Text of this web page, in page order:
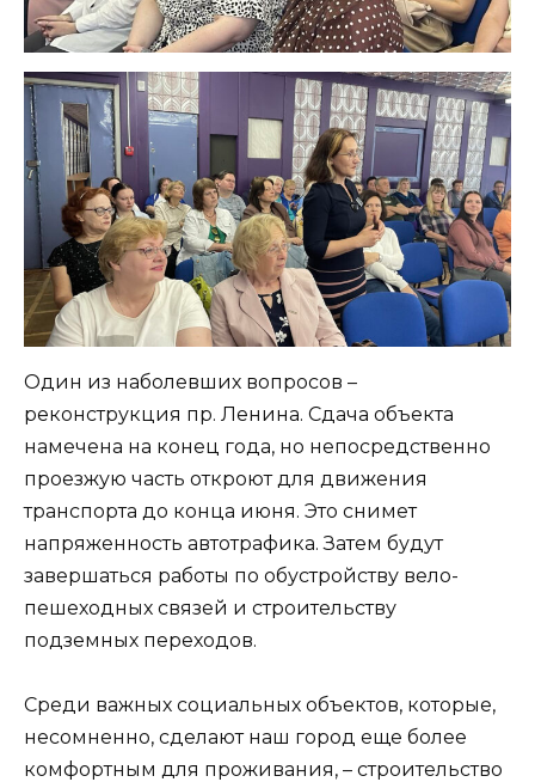
Один из наболевших вопросов –
реконструкция пр. Ленина. Сдача объекта
намечена на конец года, но непосредственно
проезжую часть откроют для движения
транспорта до конца июня. Это снимет
напряженность автотрафика. Затем будут
завершаться работы по обустройству вело-
пешеходных связей и строительству
подземных переходов.
Среди важных социальных объектов, которые,
несомненно, сделают наш город еще более
комфортным для проживания, – строительство